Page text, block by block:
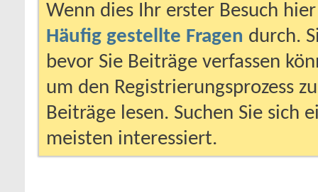
Wenn dies Ihr erster Besuch
Häufig gestellte Fragen durch.
bevor Sie Beiträge verfassen
um den Registrierungsprozess
Beiträge lesen. Suchen Sie sich
meisten interessiert.